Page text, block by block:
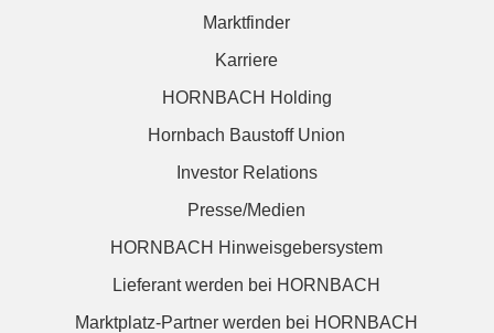
Marktfinder
Karriere
HORNBACH Holding
Hornbach Baustoff Union
Investor Relations
Presse/Medien
HORNBACH Hinweisgebersystem
Lieferant werden bei HORNBACH
Marktplatz-Partner werden bei HORNBACH